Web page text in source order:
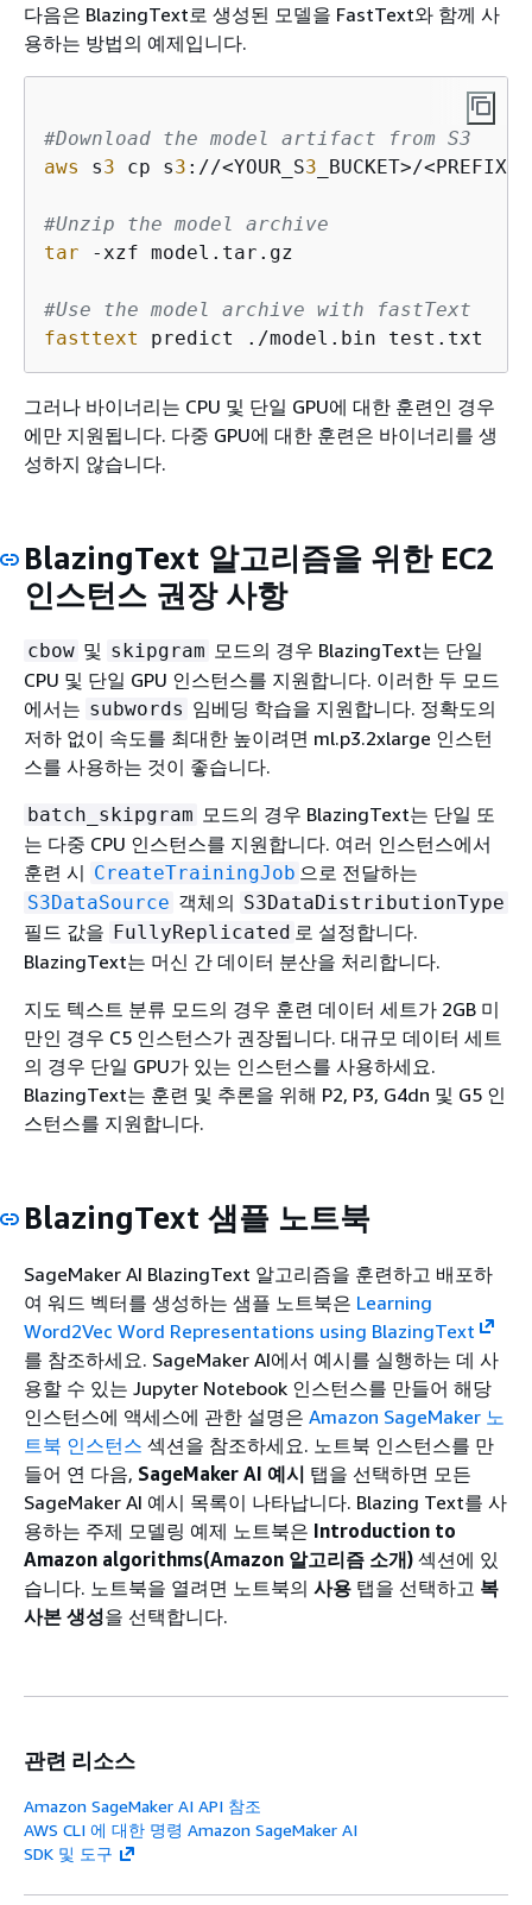
다음은 BlazingText로 생성된 모델을 FastText와 함께 사
용하는 방법의 예제입니다.
#Download the model artifact from S3
aws
s3 cp s3 ://<YOUR_S3 _BUCKET>/
#Unzip the model archive
tar -xzf model.tar.gz
#Use the model archive with fastText
fasttext
predict ./model.bin test.txt
그러나 바이너리는 CPU 및 단일 GPU에 대한 훈련인 경우
에만 지원됩니다. 다중 GPU에 대한 훈련은 바이너리를 생
성하지 않습니다.
BlazingText 알고리즘을 위한 EC2
인스턴스 권장 사항
cbow 및 skipgram 모드의 경우 BlazingText는 단일
CPU 및 단일 GPU 인스턴스를 지원합니다. 이러한 두 모드
에서는 subwords 임베딩 학습을 지원합니다. 정확도의
저하 없이 속도를 최대한 높이려면 ml.p3.2xlarge 인스턴
스를 사용하는 것이 좋습니다.
batch_skipgram 모드의 경우 BlazingText는 단일 또
는 다중 CPU 인스턴스를 지원합니다. 여러 인스턴스에서
훈련 시 CreateTrainingJob 으로 전달하는
S3DataSource 객체의 S3DataDistributionType
필드 값을 FullyReplicated 로 설정합니다.
BlazingText는 머신 간 데이터 분산을 처리합니다.
지도 텍스트 분류 모드의 경우 훈련 데이터 세트가 2GB 미
만인 경우 C5 인스턴스가 권장됩니다. 대규모 데이터 세트
의 경우 단일 GPU가 있는 인스턴스를 사용하세요.
BlazingText는 훈련 및 추론을 위해 P2, P3, G4dn 및 G5 인
스턴스를 지원합니다.
BlazingText 샘플 노트북
SageMaker AI BlazingText 알고리즘을 훈련하고 배포하
여 워드 벡터를 생성하는 샘플 노트북은 Learning
Word2Vec Word Representations using BlazingText
를 참조하세요. SageMaker AI에서 예시를 실행하는 데 사
용할 수 있는 Jupyter Notebook 인스턴스를 만들어 해당
인스턴스에 액세스에 관한 설명은 Amazon SageMaker 노
트북 인스턴스 섹션을 참조하세요. 노트북 인스턴스를 만
들어 연 다음, SageMaker AI 예시 탭을 선택하면 모든
SageMaker AI 예시 목록이 나타납니다. Blazing Text를 사
용하는 주제 모델링 예제 노트북은 Introduction to
Amazon algorithms(Amazon 알고리즘 소개) 섹션에 있
습니다. 노트북을 열려면 노트북의 사용 탭을 선택하고 복
사본 생성을 선택합니다.
관련 리소스
Amazon SageMaker AI API 참조
AWS CLI 에 대한 명령 Amazon SageMaker AI
SDK 및 도구